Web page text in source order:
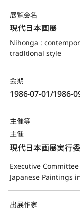
展覧会名
現代日本画展
Nihonga :
traditional style
会期
1986-07-01/1986-
主催等
主催
現代日本画展実行
Executive
Japanese Paintings
出展作家